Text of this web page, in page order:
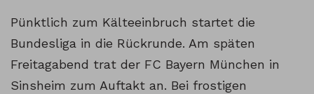
Pünktlich zum Kälteeinbruch startet die
Bundesliga in die Rückrunde. Am späten
Freitagabend trat der FC Bayern München in
Sinsheim zum Auftakt an. Bei frostigen